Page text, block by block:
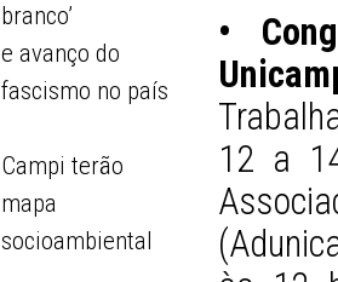
branco’
e avanço do
fascismo no país
Campi terão
mapa
socioambiental
•
12 a